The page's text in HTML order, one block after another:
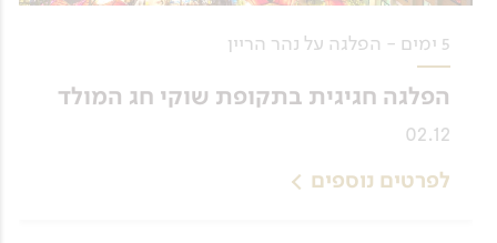
5 ימים - הפלגה על נהר הריין
הפלגה חגיגית בתקופת שוקי חג המולד
02.12
לפרטים נוספים